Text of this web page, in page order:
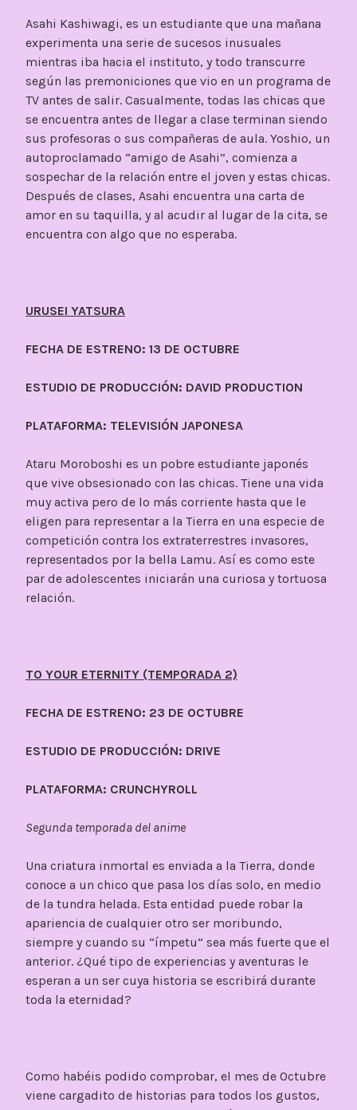
Asahi Kashiwagi, es un estudiante que una mañana
experimenta una serie de sucesos inusuales
mientras iba hacia el instituto, y todo transcurre
según las premoniciones que vio en un programa de
TV antes de salir. Casualmente, todas las chicas que
se encuentra antes de llegar a clase terminan siendo
sus profesoras o sus compañeras de aula. Yoshio, un
autoproclamado “amigo de Asahi”, comienza a
sospechar de la relación entre el joven y estas chicas.
Después de clases, Asahi encuentra una carta de
amor en su taquilla, y al acudir al lugar de la cita, se
encuentra con algo que no esperaba.
URUSEI YATSURA
FECHA DE ESTRENO: 13 DE OCTUBRE
ESTUDIO DE PRODUCCIÓN: DAVID PRODUCTION
PLATAFORMA: TELEVISIÓN JAPONESA
Ataru Moroboshi es un pobre estudiante japonés
que vive obsesionado con las chicas. Tiene una vida
muy activa pero de lo más corriente hasta que le
eligen para representar a la Tierra en una especie de
competición contra los extraterrestres invasores,
representados por la bella Lamu. Así es como este
par de adolescentes iniciarán una curiosa y tortuosa
relación.
TO YOUR ETERNITY (TEMPORADA 2)
FECHA DE ESTRENO: 23 DE OCTUBRE
ESTUDIO DE PRODUCCIÓN: DRIVE
PLATAFORMA: CRUNCHYROLL
Segunda temporada del anime
Una criatura inmortal es enviada a la Tierra, donde
conoce a un chico que pasa los días solo, en medio
de la tundra helada. Esta entidad puede robar la
apariencia de cualquier otro ser moribundo,
siempre y cuando su “ímpetu” sea más fuerte que el
anterior. ¿Qué tipo de experiencias y aventuras le
esperan a un ser cuya historia se escribirá durante
toda la eternidad?
Como habéis podido comprobar, el mes de Octubre
viene cargadito de historias para todos los gustos,